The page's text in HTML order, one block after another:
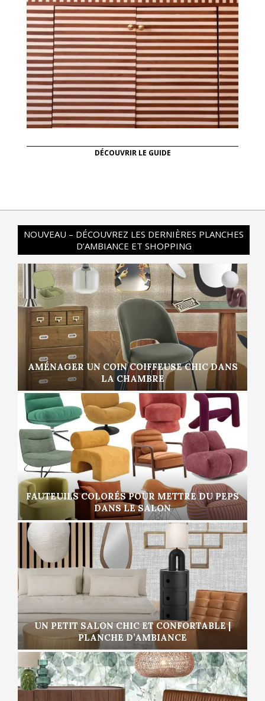
DÉCOUVRIR LE GUIDE
NOUVEAU – DÉCOUVREZ LES DERNIÈRES PLANCHES
D’AMBIANCE ET SHOPPING
AMÉNAGER UN COIN COIFFEUSE CHIC DANS
LA CHAMBRE
FAUTEUILS COLORÉS POUR METTRE DU PEPS
DANS LE SALON
UN PETIT SALON CHIC ET CONFORTABLE |
PLANCHE D’AMBIANCE